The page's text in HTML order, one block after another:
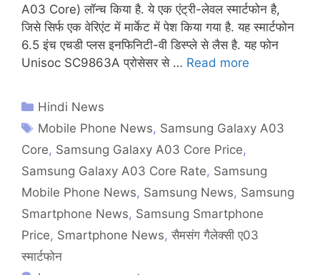
A03 Core) लॉन्च किया है. ये एक एंट्री-लेवल स्मार्टफोन है,
जिसे सिर्फ एक वेरिएंट में मार्केट में पेश किया गया है. यह स्मार्टफोन
6.5 इंच एचडी प्लस इनफिनिटी-वी डिस्प्ले से लैस है. यह फोन
Unisoc SC9863A प्रोसेसर से … Read more
Hindi News
Mobile Phone News, Samsung Galaxy A03
Core, Samsung Galaxy A03 Core Price,
Samsung Galaxy A03 Core Rate, Samsung
Mobile Phone News, Samsung News, Samsung
Smartphone News, Samsung Smartphone
Price, Smartphone News, सैमसंग गैलेक्सी ए03
स्मार्टफोन